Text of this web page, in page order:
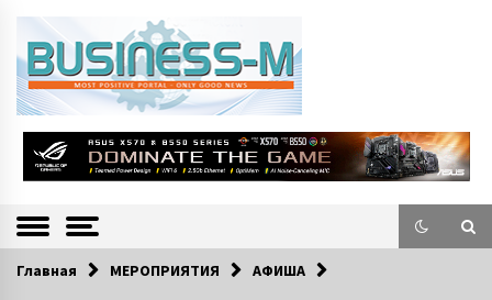
BUSINESS-M
—
Информацио
нно-деловой
экономической и культурной жизни Эстонии и зарубежных стран.
Главная МЕРОПРИЯТИЯ АФИША